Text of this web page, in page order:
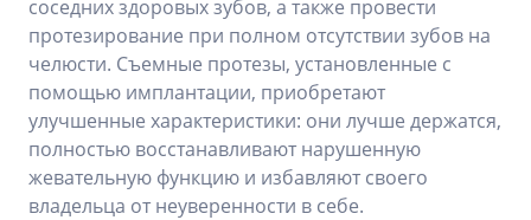
соседних здоровых зубов, а также провести
протезирование при полном отсутствии зубов на
челюсти. Съемные протезы, установленные с
помощью имплантации, приобретают
улучшенные характеристики: они лучше держатся,
полностью восстанавливают нарушенную
жевательную функцию и избавляют своего
владельца от неуверенности в себе.